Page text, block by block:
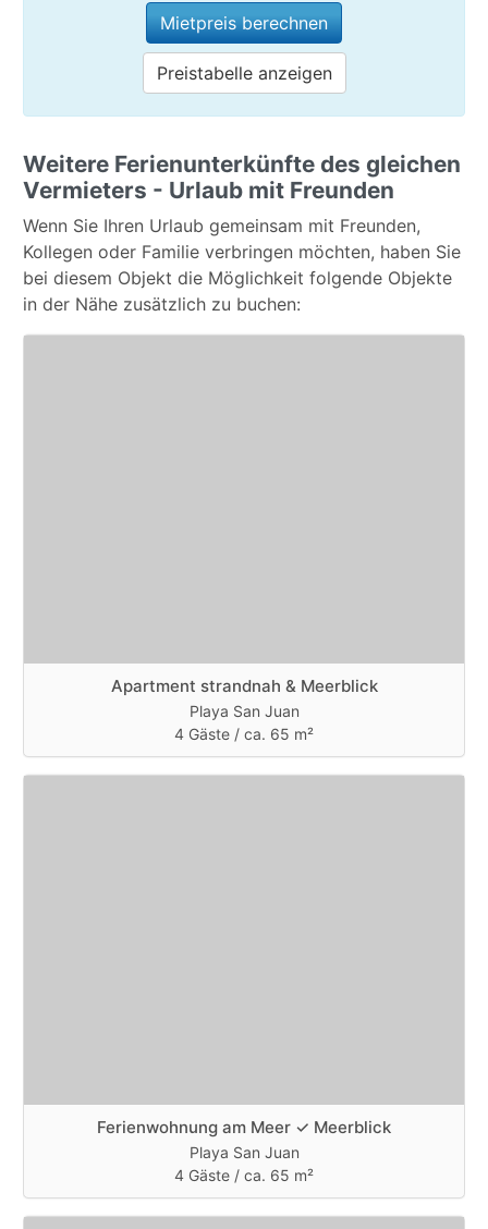
Mietpreis berechnen
Preistabelle anzeigen
Weitere Ferienunterkünfte des gleichen
Vermieters - Urlaub mit Freunden
Wenn Sie Ihren Urlaub gemeinsam mit Freunden,
Kollegen oder Familie verbringen möchten, haben Sie
bei diesem Objekt die Möglichkeit folgende Objekte
in der Nähe zusätzlich zu buchen:
Apartment strandnah & Meerblick
Playa San Juan
4 Gäste / ca. 65 m²
Ferienwohnung am Meer ✓ Meerblick
Playa San Juan
4 Gäste / ca. 65 m²